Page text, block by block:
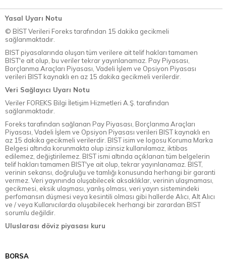
Yasal Uyarı Notu
© BİST Verileri Foreks tarafından 15 dakika gecikmeli
sağlanmaktadır.
BIST piyasalarında oluşan tüm verilere ait telif hakları tamamen
BIST'e ait olup, bu veriler tekrar yayınlanamaz. Pay Piyasası,
Borçlanma Araçları Piyasası, Vadeli İşlem ve Opsiyon Piyasası
verileri BIST kaynaklı en az 15 dakika gecikmeli verilerdir.
Veri Sağlayıcı Uyarı Notu
Veriler FOREKS Bilgi İletişim Hizmetleri A.Ş. tarafından
sağlanmaktadır.
Foreks tarafından sağlanan Pay Piyasası, Borçlanma Araçları
Piyasası, Vadeli İşlem ve Opsiyon Piyasası verileri BIST kaynaklı en
az 15 dakika gecikmeli verilerdir. BIST isim ve logosu Koruma Marka
Belgesi altında korunmakta olup izinsiz kullanılamaz, iktibas
edilemez, değiştirilemez. BIST ismi altında açıklanan tüm belgelerin
telif hakları tamamen BIST'ye ait olup, tekrar yayınlanamaz. BIST,
verinin sekansı, doğruluğu ve tamlığı konusunda herhangi bir garanti
vermez. Veri yayınında oluşabilecek aksaklıklar, verinin ulaşmaması,
gecikmesi, eksik ulaşması, yanlış olması, veri yayın sistemindeki
perfomansın düşmesi veya kesintili olması gibi hallerde Alıcı, Alt Alıcı
ve / veya Kullanıcılarda oluşabilecek herhangi bir zarardan BIST
sorumlu değildir.
Uluslarası döviz piyasası kuru
BORSA